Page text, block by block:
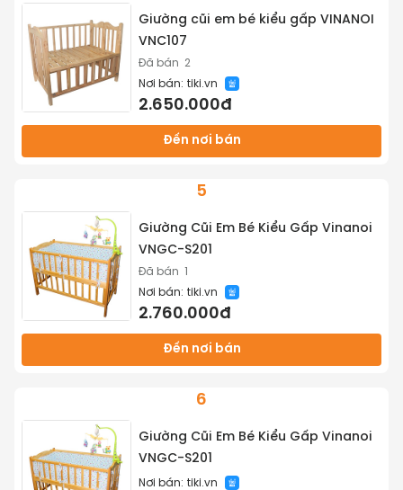
Giường cũi em bé kiểu gấp VINANOI
VNC107
Đã bán 2
Nơi bán: tiki.vn
2.650.000đ
Đến nơi bán
5
Giường Cũi Em Bé Kiểu Gấp Vinanoi
VNGC-S201
Đã bán 1
Nơi bán: tiki.vn
2.760.000đ
Đến nơi bán
6
Giường Cũi Em Bé Kiểu Gấp Vinanoi
VNGC-S201
Nơi bán: tiki.vn